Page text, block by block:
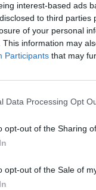
interest-based ads
to third
of your personal
This information may
Participants that may
Data Processing Opt
opt-out of the Sharing
opt-out of the Sale of
rendszerben
ugyanis az 500